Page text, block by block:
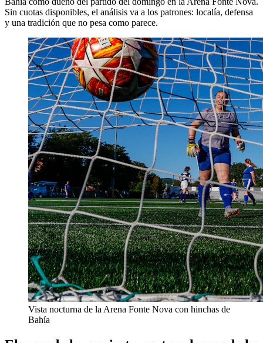
Sin cuotas disponibles, el análisis va a los patrones: localía, defensa
y una tradición que no pesa como parece.
Vista nocturna de la Arena Fonte Nova con hinchas de
Bahía